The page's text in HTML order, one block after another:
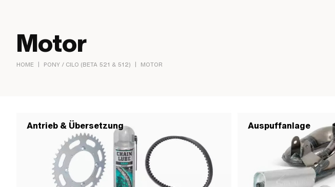
Motor
HOME | PONY / CILO (BETA 521 & 512) | MOTOR
Antrieb & Übersetzung Auspuffanlage